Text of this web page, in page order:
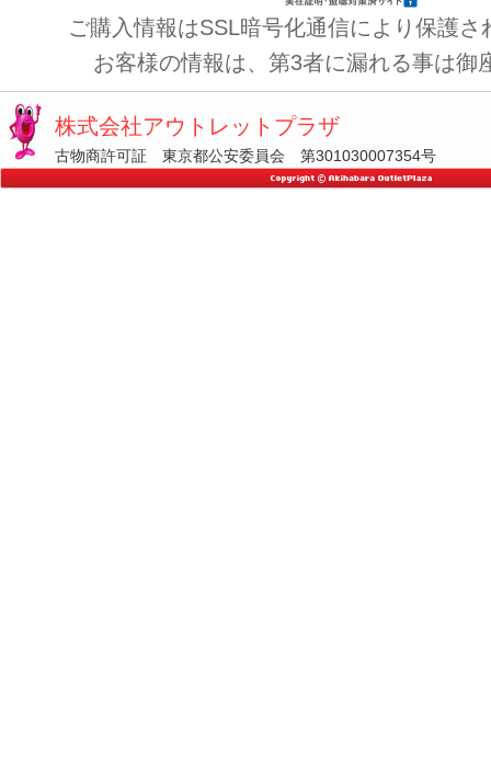
ご購入情報はSSL暗号化通信により保護さ
お客様の情報は、第3者に漏れる事は御
株式会社アウトレットプラザ
古物商許可証 東京都公安委員会 第301030007354号